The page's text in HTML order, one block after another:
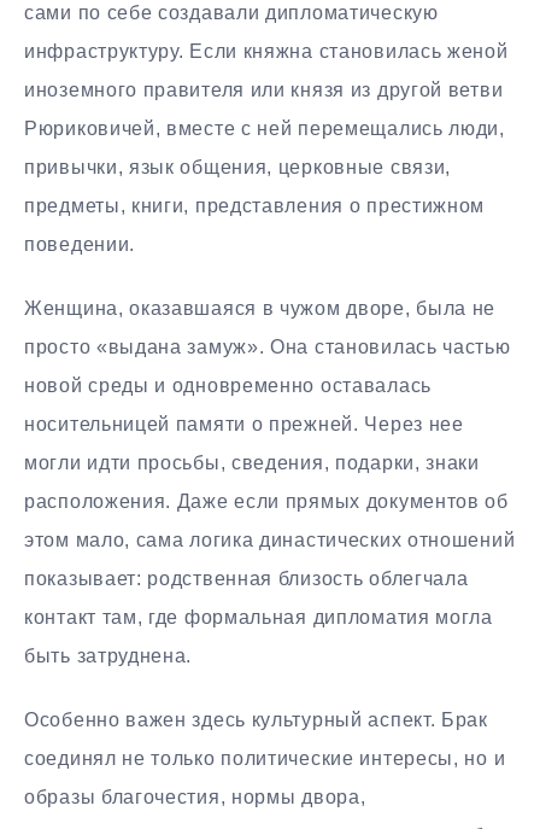
сами по себе создавали дипломатическую
инфраструктуру. Если княжна становилась женой
иноземного правителя или князя из другой ветви
Рюриковичей, вместе с ней перемещались люди,
привычки, язык общения, церковные связи,
предметы, книги, представления о престижном
поведении.
Женщина, оказавшаяся в чужом дворе, была не
просто «выдана замуж». Она становилась частью
новой среды и одновременно оставалась
носительницей памяти о прежней. Через нее
могли идти просьбы, сведения, подарки, знаки
расположения. Даже если прямых документов об
этом мало, сама логика династических отношений
показывает: родственная близость облегчала
контакт там, где формальная дипломатия могла
быть затруднена.
Особенно важен здесь культурный аспект. Брак
соединял не только политические интересы, но и
образы благочестия, нормы двора,